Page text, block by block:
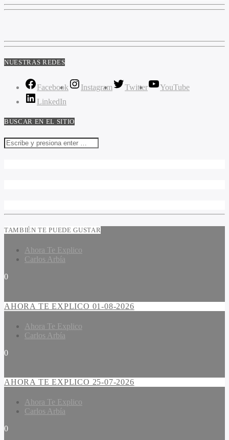
NUESTRAS REDES
Facebook Instagram Twitter
YouTube
LinkedIn
BUSCAR EN EL SITIO
TAMBIÉN TE PUEDE GUSTAR
Ahora Te Explico
Carlos Arbía
0
AHORA TE EXPLICO 01-08-2026
Ahora Te Explico
Carlos Arbía
0
AHORA TE EXPLICO 25-07-2026
Ahora Te Explico
Carlos Arbía
0